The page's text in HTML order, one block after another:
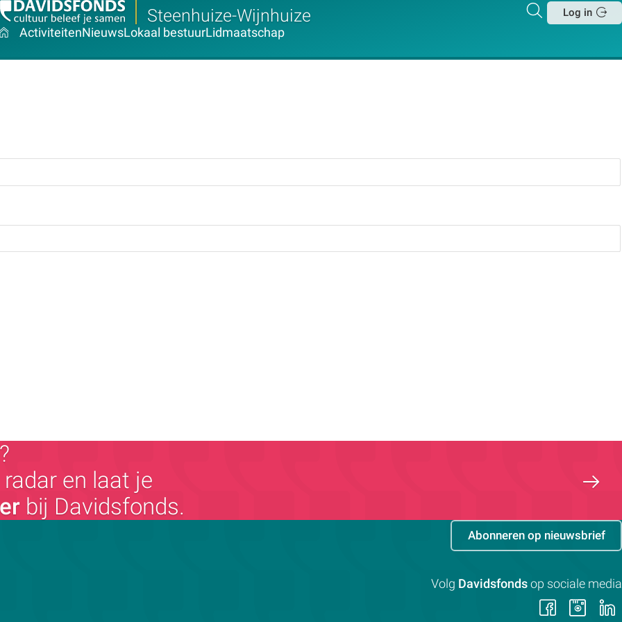
Steenhuize-Wijnhuize Zoeken
Log in
ActiviteitenNieuwsLokaal bestuurLidmaatschap
en laat je
bij Davidsfonds.
Abonneren op nieuwsbrief
Volg Davidsfonds op sociale media
Volg